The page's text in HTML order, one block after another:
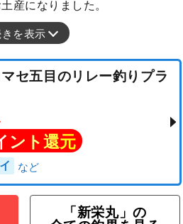
産になりました。
を表示
「新栄丸」の